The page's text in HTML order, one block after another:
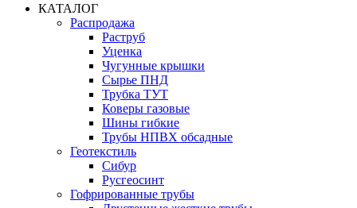
КАТАЛОГ
Распродажа
Раструб
Уценка
Чугунные крышки
Сырье ПНД
Трубка ТУТ
Коверы газовые
Шины гибкие
Трубы НПВХ обсадные
Геотекстиль
Сибур
Русгеосинт
Гофрированные трубы